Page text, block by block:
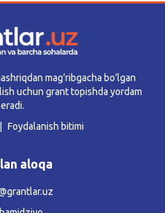
mag’ribgacha bo’lgan
uchun grant topishda yordam
Foydalanish bitimi
aloqa